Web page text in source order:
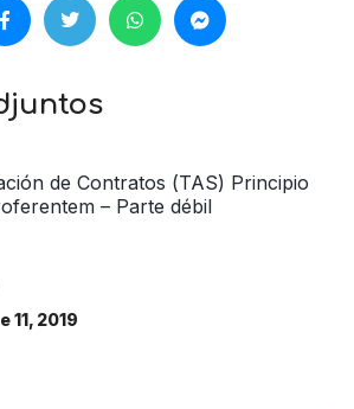
de Contratos (TAS) Principio
– Parte débil
11, 2019